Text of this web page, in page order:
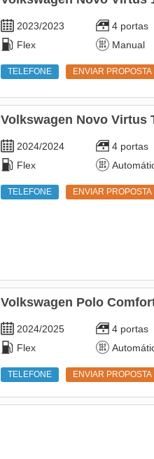
2023/2023 4 portas
Flex
Manual
TELEFONE ENVIAR PROPOSTA
Volkswagen Novo Virtus
2024/2024 4 portas
Flex
TELEFONE ENVIAR PROPOSTA
Volkswagen Polo
2024/2025 4 portas
Flex
TELEFONE ENVIAR PROPOSTA